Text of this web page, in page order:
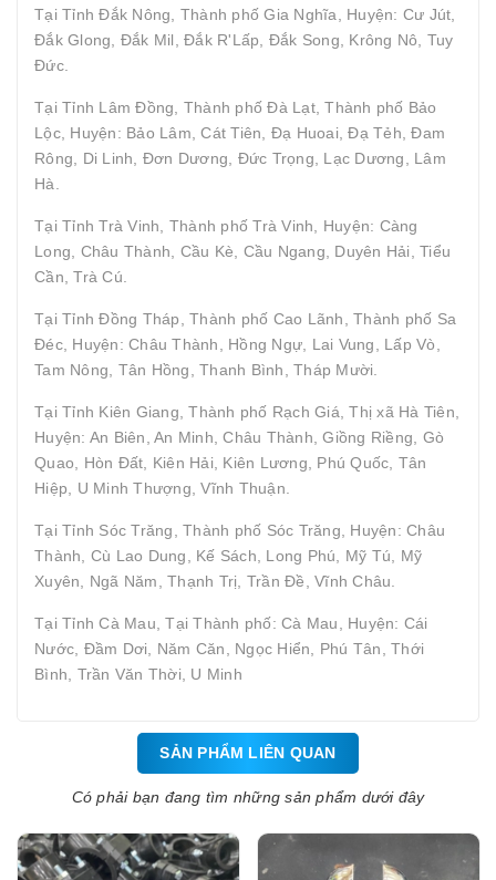
Tại Tỉnh Đắk Nông, Thành phố Gia Nghĩa, Huyện: Cư Jút,
Đắk Glong, Đắk Mil, Đắk R'Lấp, Đắk Song, Krông Nô, Tuy
Đức.
Tại Tỉnh Lâm Đồng, Thành phố Đà Lạt, Thành phố Bảo
Lộc, Huyện: Bảo Lâm, Cát Tiên, Đạ Huoai, Đạ Tẻh, Đam
Rông, Di Linh, Đơn Dương, Đức Trọng, Lạc Dương, Lâm
Hà.
Tại Tỉnh Trà Vinh, Thành phố Trà Vinh, Huyện: Càng
Long, Châu Thành, Cầu Kè, Cầu Ngang, Duyên Hải, Tiểu
Cần, Trà Cú.
Tại Tỉnh Đồng Tháp, Thành phố Cao Lãnh, Thành phố Sa
Đéc, Huyện: Châu Thành, Hồng Ngự, Lai Vung, Lấp Vò,
Tam Nông, Tân Hồng, Thanh Bình, Tháp Mười.
Tại Tỉnh Kiên Giang, Thành phố Rạch Giá, Thị xã Hà Tiên,
Huyện: An Biên, An Minh, Châu Thành, Giồng Riềng, Gò
Quao, Hòn Đất, Kiên Hải, Kiên Lương, Phú Quốc, Tân
Hiệp, U Minh Thượng, Vĩnh Thuận.
Tại Tỉnh Sóc Trăng, Thành phố Sóc Trăng, Huyện: Châu
Thành, Cù Lao Dung, Kế Sách, Long Phú, Mỹ Tú, Mỹ
Xuyên, Ngã Năm, Thạnh Trị, Trần Đề, Vĩnh Châu.
Tại Tỉnh Cà Mau, Tại Thành phố: Cà Mau, Huyện: Cái
Nước, Đầm Dơi, Năm Căn, Ngọc Hiển, Phú Tân, Thới
Bình, Trần Văn Thời, U Minh
SẢN PHẨM LIÊN QUAN
Có phải bạn đang tìm những sản phẩm dưới đây